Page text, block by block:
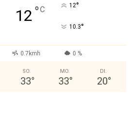
12 °C 12°
10.3°
0.7kmh 0 %
SO.
33°
MO.
33°
DI.
20°